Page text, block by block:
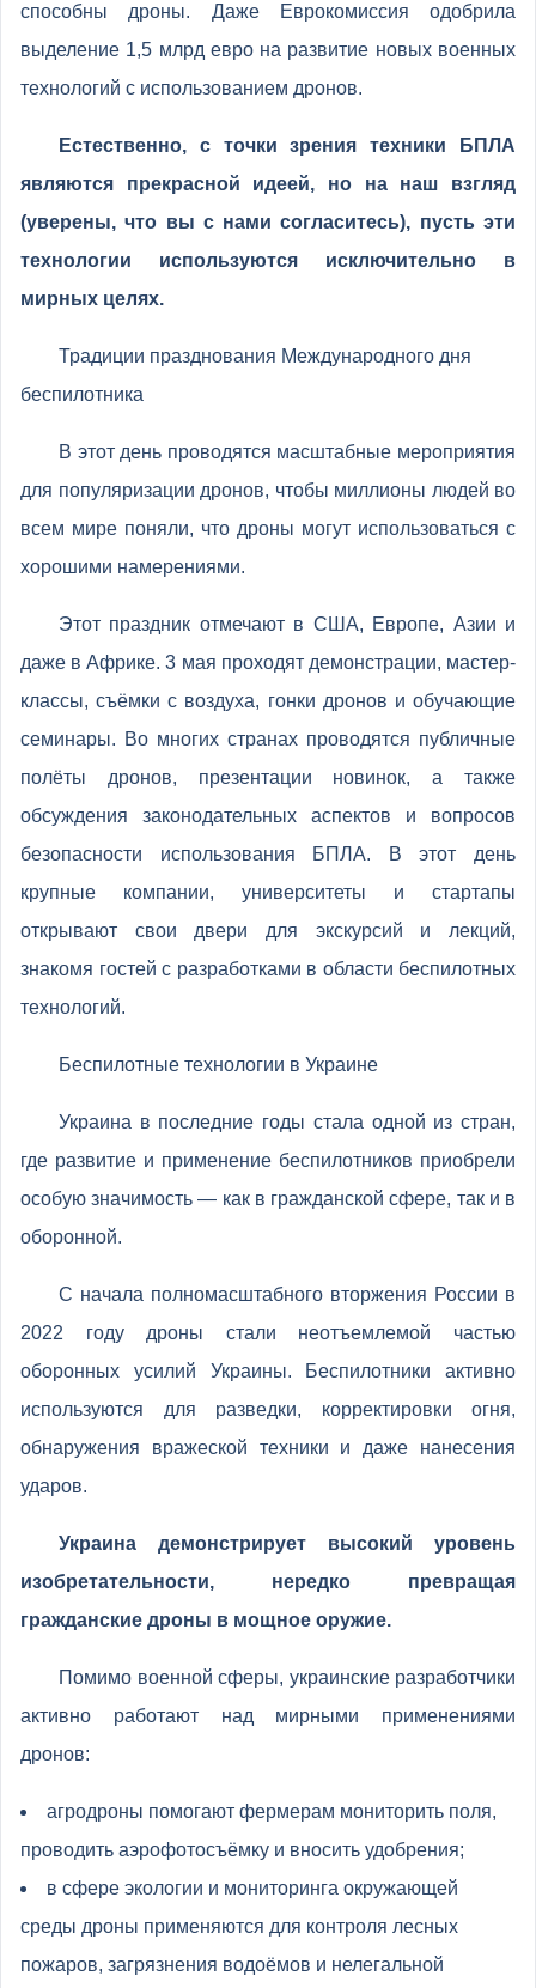
способны дроны. Даже Еврокомиссия одобрила
выделение 1,5 млрд евро на развитие новых военных
технологий с использованием дронов.
Естественно, с точки зрения техники БПЛА
являются прекрасной идеей, но на наш взгляд
(уверены, что вы с нами согласитесь), пусть эти
технологии используются исключительно в
мирных целях.
Традиции празднования Международного дня
беспилотника
В этот день проводятся масштабные мероприятия
для популяризации дронов, чтобы миллионы людей во
всем мире поняли, что дроны могут использоваться с
хорошими намерениями.
Этот праздник отмечают в США, Европе, Азии и
даже в Африке. 3 мая проходят демонстрации, мастер-
классы, съёмки с воздуха, гонки дронов и обучающие
семинары. Во многих странах проводятся публичные
полёты дронов, презентации новинок, а также
обсуждения законодательных аспектов и вопросов
безопасности использования БПЛА. В этот день
крупные компании, университеты и стартапы
открывают свои двери для экскурсий и лекций,
знакомя гостей с разработками в области беспилотных
технологий.
Беспилотные технологии в Украине
Украина в последние годы стала одной из стран,
где развитие и применение беспилотников приобрели
особую значимость — как в гражданской сфере, так и в
оборонной.
С начала полномасштабного вторжения России в
2022 году дроны стали неотъемлемой частью
оборонных усилий Украины. Беспилотники активно
используются для разведки, корректировки огня,
обнаружения вражеской техники и даже нанесения
ударов.
Украина демонстрирует высокий уровень
изобретательности, нередко превращая
гражданские дроны в мощное оружие.
Помимо военной сферы, украинские разработчики
активно работают над мирными применениями
дронов:
агродроны помогают фермерам мониторить поля,
проводить аэрофотосъёмку и вносить удобрения;
в сфере экологии и мониторинга окружающей
среды дроны применяются для контроля лесных
пожаров, загрязнения водоёмов и нелегальной